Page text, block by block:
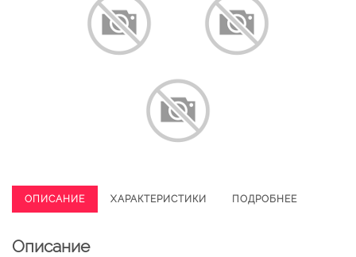
ОПИСАНИЕ ХАРАКТЕРИСТИКИ ПОДРОБНЕЕ
Описание